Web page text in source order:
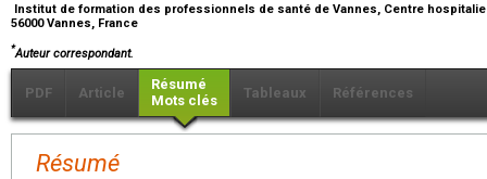
Institut de formation des professionnels de santé de Vannes, Centre
56000 Vannes, France
*Auteur correspondant.
PDF Article
Résumé
Mots clés
Tableaux Références
Résumé